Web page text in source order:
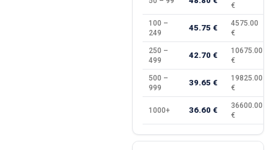
€
100 –
249
45.75 €
4575.00
€
250 –
499
42.70 €
10675.00
€
500 –
999
39.65 €
19825.00
€
1000+ 36.60 €
36600.00
€